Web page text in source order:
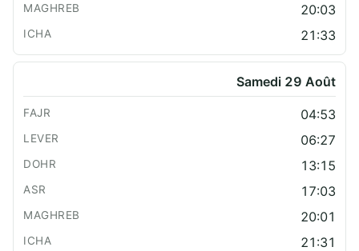
20:03
21:33
Samedi 29 Août
04:53
06:27
13:15
17:03
20:01
21:31